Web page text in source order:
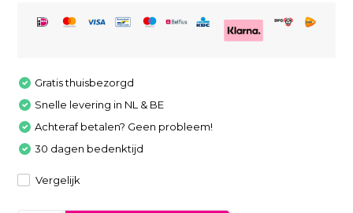
Gratis thuisbezorgd
Snelle levering in NL & BE
Achteraf betalen? Geen probleem!
30 dagen bedenktijd
Vergelijk